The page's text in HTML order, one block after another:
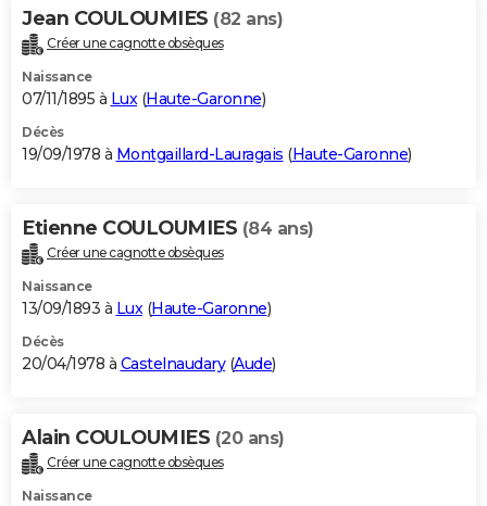
Jean COULOUMIES (82 ans)
Créer une cagnotte obsèques
Naissance
07/11/1895 à Lux(Haute-Garonne)
Décès
19/09/1978 à Montgaillard-Lauragais (Haute-Garonne)
Etienne COULOUMIES (84 ans)
Créer une cagnotte obsèques
Naissance
13/09/1893 à Lux(Haute-Garonne)
Décès
20/04/1978 à Castelnaudary(Aude)
Alain COULOUMIES (20 ans)
Créer une cagnotte obsèques
Naissance